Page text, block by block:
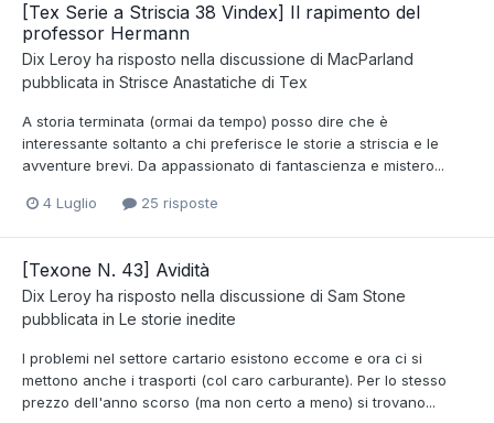
[Tex Serie a Striscia 38 Vindex] Il rapimento del
professor Hermann
Dix Leroy ha risposto nella discussione di MacParland
pubblicata in Strisce Anastatiche di Tex
A storia terminata (ormai da tempo) posso dire che è
interessante soltanto a chi preferisce le storie a striscia e le
avventure brevi. Da appassionato di fantascienza e mistero...
4 Luglio 25 risposte
[Texone N. 43] Avidità
Dix Leroy ha risposto nella discussione di Sam Stone
pubblicata in Le storie inedite
I problemi nel settore cartario esistono eccome e ora ci si
mettono anche i trasporti (col caro carburante). Per lo stesso
prezzo dell'anno scorso (ma non certo a meno) si trovano...